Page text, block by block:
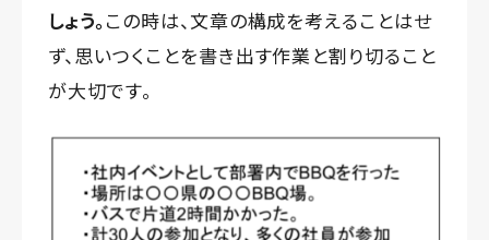
しょう。この時は、文章の構成を考えることはせ
ず、思いつくことを書き出す作業と割り切ること
が大切です。